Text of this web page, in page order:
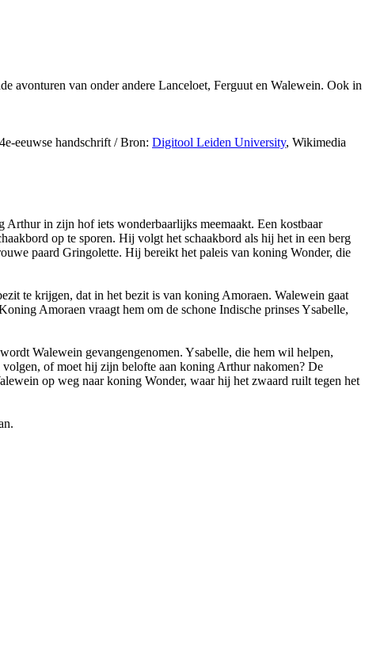
avonturen van onder andere Lanceloet, Ferguut en Walewein. Ook in
eeuwse handschrift /Bron: Digitool Leiden University, Wikimedia
in zijn hof iets wonderbaarlijks meemaakt. Een kostbaar
op te sporen. Hij volgt het schaakbord als hij het in een berg
paard Gringolette. Hij bereikt het paleis van koning Wonder, die
te krijgen, dat in het bezit is van koning Amoraen. Walewein gaat
Amoraen vraagt hem om de schone Indische prinses Ysabelle,
Walewein gevangengenomen. Ysabelle, die hem wil helpen,
of moet hij zijn belofte aan koning Arthur nakomen? De
op weg naar koning Wonder, waar hij het zwaard ruilt tegen het